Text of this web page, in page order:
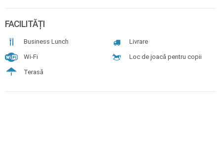
FACILITĂȚI
Business Lunch Livrare
Wi-Fi Loc de joacă pentru copii
Terasă